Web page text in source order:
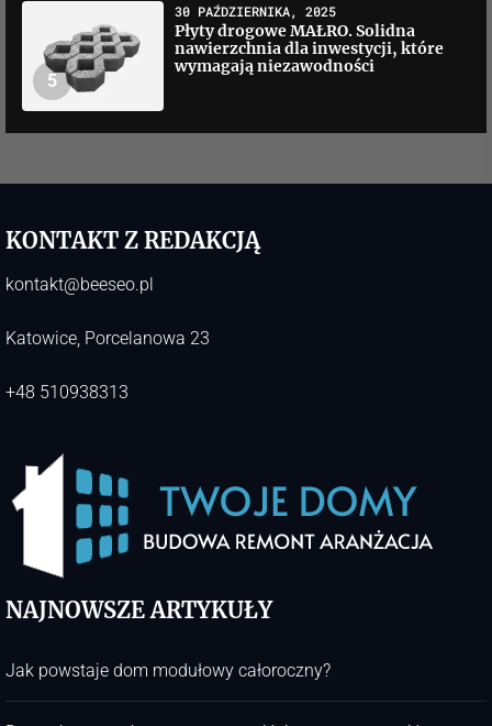
5
30 PAŹDZIERNIKA, 2025
Płyty drogowe MAŁRO. Solidna
nawierzchnia dla inwestycji, które
wymagają niezawodności
KONTAKT Z REDAKCJĄ
kontakt@beeseo.pl
Katowice, Porcelanowa 23
+48 510938313
NAJNOWSZE ARTYKUŁY
Jak powstaje dom modułowy całoroczny?